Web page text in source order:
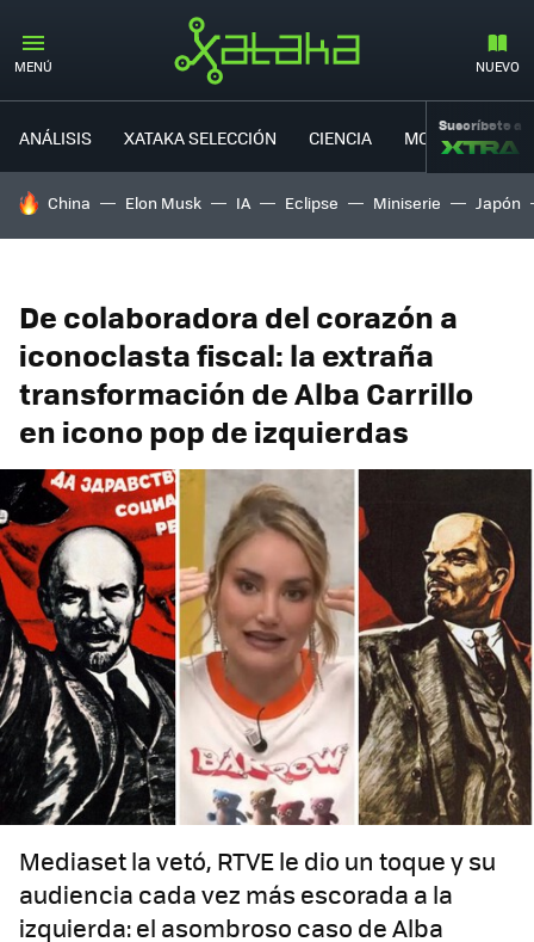
MENÚ NUEVO
ANÁLISIS XATAKA SELECCIÓN CIENCIA MOVILIDAD
Suscríbete a
HOY SE HABLA DE
China Elon Musk IA Eclipse Miniserie Japón
De colaboradora del corazón a
iconoclasta fiscal: la extraña
transformación de Alba Carrillo
en icono pop de izquierdas
Mediaset la vetó, RTVE le dio un toque y su
audiencia cada vez más escorada a la
izquierda: el asombroso caso de Alba